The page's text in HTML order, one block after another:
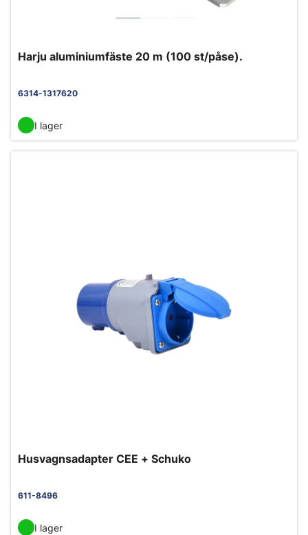
Harju aluminiumfäste 20 m (100 st/påse).
6314-1317620
I lager
Husvagnsadapter CEE + Schuko
611-8496
I lager